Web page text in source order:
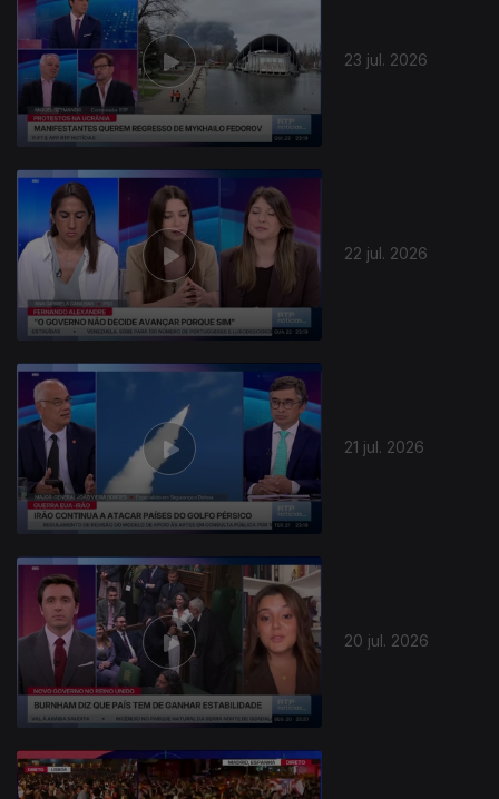
23 jul. 2026
22 jul. 2026
21 jul. 2026
20 jul. 2026